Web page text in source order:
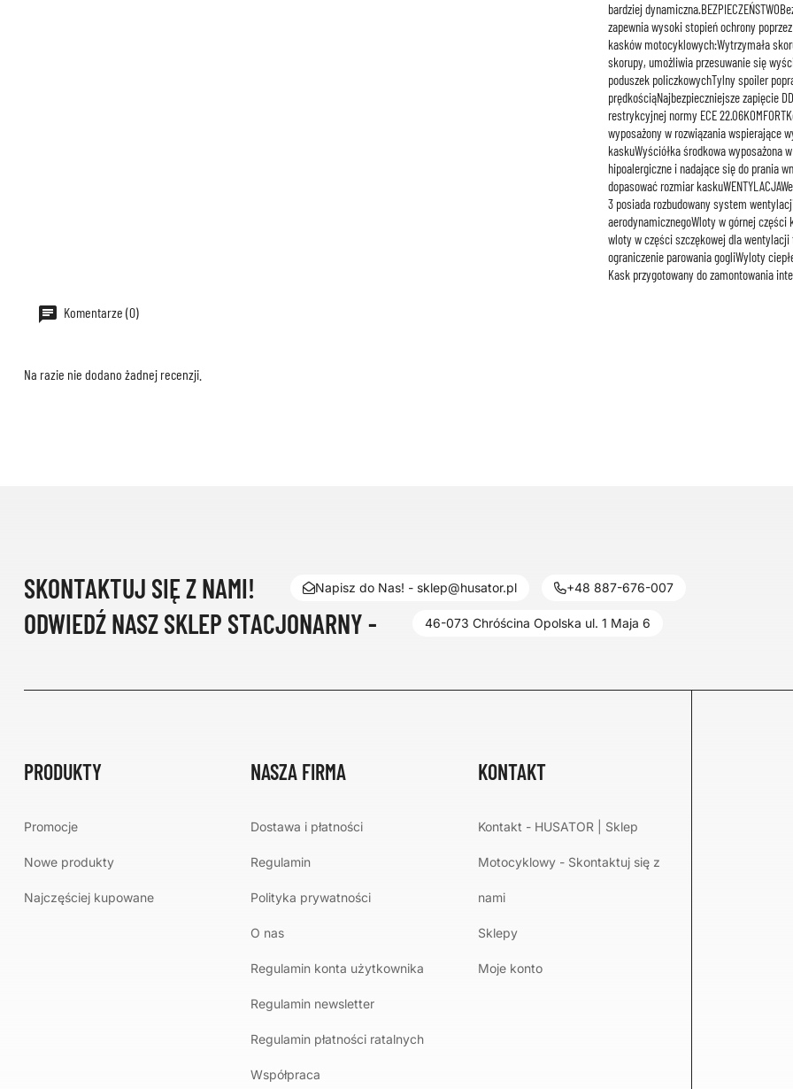
bardziej
zapewnia wysoki stopień ochrony
kasków motocyklowych:Wytrzymała
skorupy, umożliwia przesuwanie się
poduszek policzkowychTylny spoiler
prędkościąNajbezpieczniejsze zapięcie
restrykcyjnej normy ECE
wyposażony w rozwiązania wspierające
kaskuWyściółka środkowa wyposażona
hipoalergiczne i nadające się do prania
dopasować rozmiar
3 posiada rozbudowany system
aerodynamicznegoWloty w górnej części
wloty w części szczękowej dla wentylacji
ograniczenie parowania gogliWyloty
Kask przygotowany do zamontowania
Komentarze (0)
Na razie nie dodano żadnej recenzji.
SKONTAKTUJ SIĘ Z NAMI! Napisz do Nas! - sklep@husator.pl +48 887-676-007
ODWIEDŹ NASZ SKLEP STACJONARNY - 46-073 Chróścina Opolska ul. 1 Maja 6
PRODUKTY
Promocje
Nowe produkty
Najczęściej kupowane
NASZA FIRMA
Dostawa i płatności
Regulamin
Polityka prywatności
O nas
Regulamin konta użytkownika
Regulamin newsletter
Regulamin płatności ratalnych
Współpraca
KONTAKT
Kontakt - HUSATOR | Sklep
Motocyklowy - Skontaktuj się z
nami
Sklepy
Moje konto